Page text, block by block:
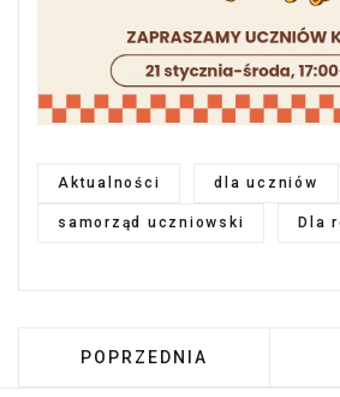
Aktualności dla uczniów
samorząd uczniowski Dla
POPRZEDNIA STRONA:
POPRZEDNIA